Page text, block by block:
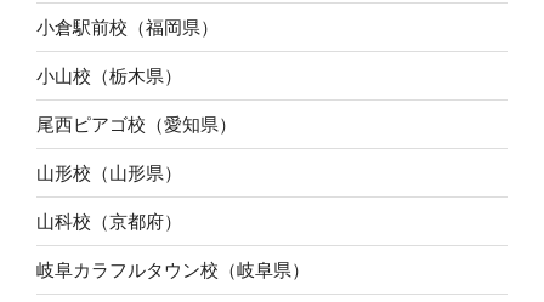
小倉駅前校（福岡県）
小山校（栃木県）
尾西ピアゴ校（愛知県）
山形校（山形県）
山科校（京都府）
岐阜カラフルタウン校（岐阜県）